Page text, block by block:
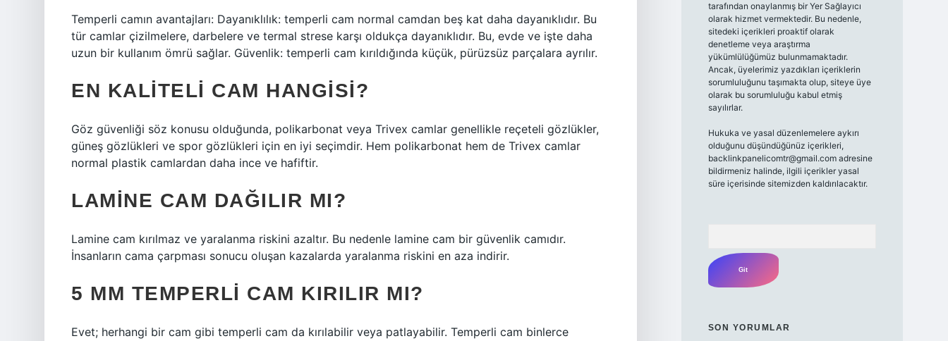
Temperli camın avantajları: Dayanıklılık: temperli cam normal camdan beş kat daha dayanıklıdır. Bu
tür camlar çizilmelere, darbelere ve termal strese karşı oldukça dayanıklıdır. Bu, evde ve işte daha
uzun bir kullanım ömrü sağlar. Güvenlik: temperli cam kırıldığında küçük, pürüzsüz parçalara ayrılır.
EN KALITELI CAM HANGISI?
Göz güvenliği söz konusu olduğunda, polikarbonat veya Trivex camlar genellikle reçeteli gözlükler,
güneş gözlükleri ve spor gözlükleri için en iyi seçimdir. Hem polikarbonat hem de Trivex camlar
normal plastik camlardan daha ince ve hafiftir.
LAMINE CAM DAĞILIR MI?
Lamine cam kırılmaz ve yaralanma riskini azaltır. Bu nedenle lamine cam bir güvenlik camıdır.
İnsanların cama çarpması sonucu oluşan kazalarda yaralanma riskini en aza indirir.
5 MM TEMPERLI CAM KIRILIR MI?
Evet; herhangi bir cam gibi temperli cam da kırılabilir veya patlayabilir. Temperli cam binlerce
tarafından onaylanmış bir Yer Sağlayıcı
olarak hizmet vermektedir. Bu nedenle,
sitedeki içerikleri proaktif olarak
denetleme veya araştırma
yükümlülüğümüz bulunmamaktadır.
Ancak, üyelerimiz yazdıkları içeriklerin
sorumluluğunu taşımakta olup, siteye üye
olarak bu sorumluluğu kabul etmiş
sayılırlar.
Hukuka ve yasal düzenlemelere aykırı
olduğunu düşündüğünüz içerikleri,
backlinkpanelicomtr@gmail.comadresine
bildirmeniz halinde, ilgili içerikler yasal
süre içerisinde sitemizden kaldırılacaktır.
SON YORUMLAR